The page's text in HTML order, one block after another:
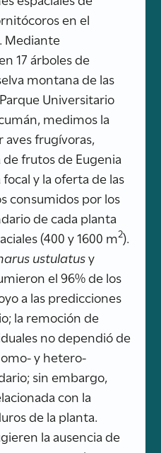
en el
Mediante
17 árboles de
montana de las
Universitario
medimos la
frugívoras,
frutos de Eugenia
y la oferta de las
consumidos por los
de cada planta
(400 y 1600 m2).
ustulatusy
el 96% de los
a las predicciones
la remoción de
no dependió de
y hetero-
sin embargo,
con la
de la planta.
la ausencia de